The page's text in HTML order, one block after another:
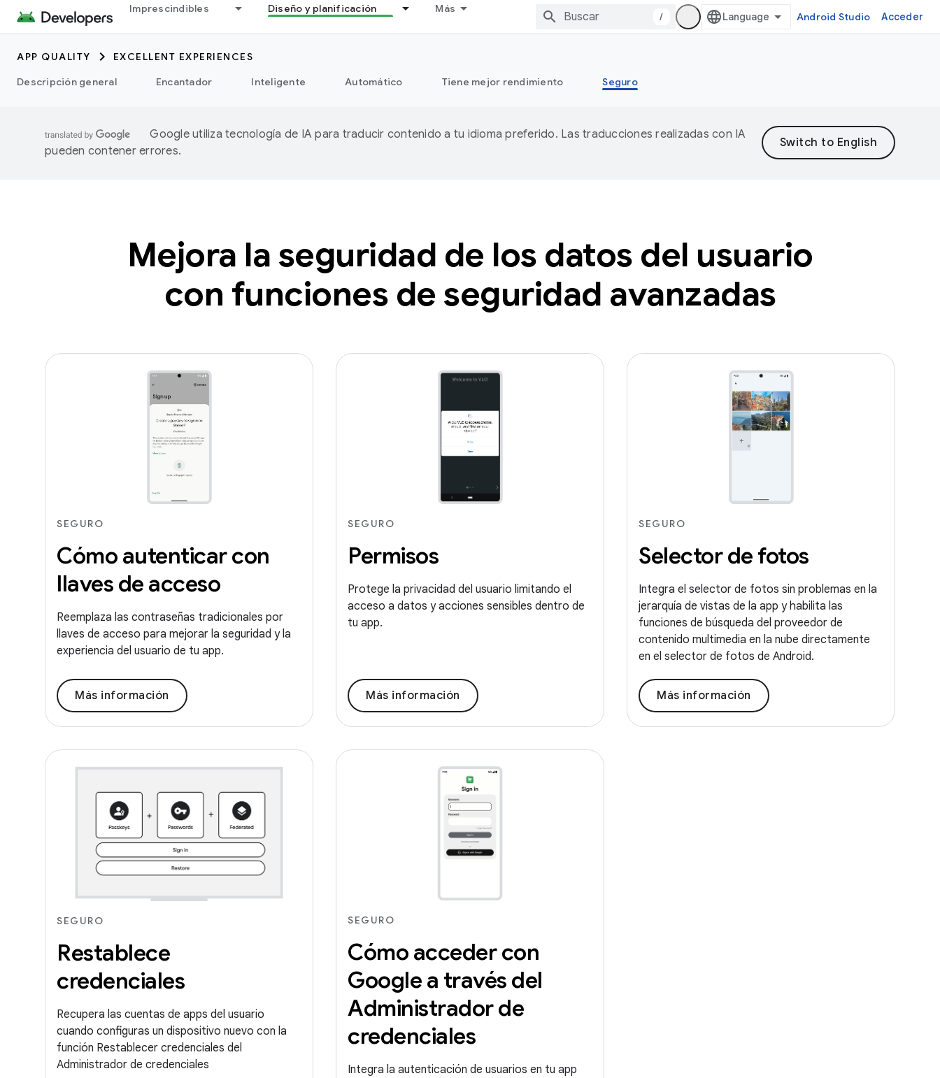
Imprescindibles Diseño y planificación Más
/ Android Studio Acceder
APP QUALITY
EXCELLENT EXPERIENCES
Descripción general
Encantador Inteligente Automático Tiene mejor rendimiento Seguro
Google utiliza tecnología de IA para traducir contenido a tu idioma preferido. Las traducciones realizadas con IA
pueden contener errores.
Mejora la seguridad de los datos del usuario
con funciones de seguridad avanzadas
SEGURO
Cómo autenticar con
llaves de acceso
Reemplaza las contraseñas tradicionales por
llaves de acceso para mejorar la seguridad y la
experiencia del usuario de tu app.
Más información
SEGURO
Permisos
Protege la privacidad del usuario limitando el
acceso a datos y acciones sensibles dentro de
tu app.
Más información
SEGURO
Selector de fotos
Integra el selector de fotos sin problemas en la
jerarquía de vistas de la app y habilita las
funciones de búsqueda del proveedor de
contenido multimedia en la nube directamente
en el selector de fotos de Android.
Más información
SEGURO
Restablece
credenciales
Recupera las cuentas de apps del usuario
cuando configuras un dispositivo nuevo con la
función Restablecer credenciales del
Administrador de credenciales
SEGURO
Cómo acceder con
Google a través del
Administrador de
credenciales
Integra la autenticación de usuarios en tu app